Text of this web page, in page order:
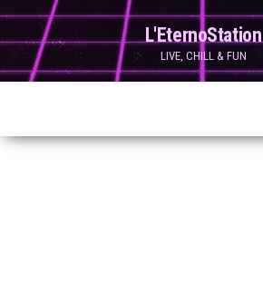
Skip
to
content
L'EternoStation
LIVE, CHILL & FUN